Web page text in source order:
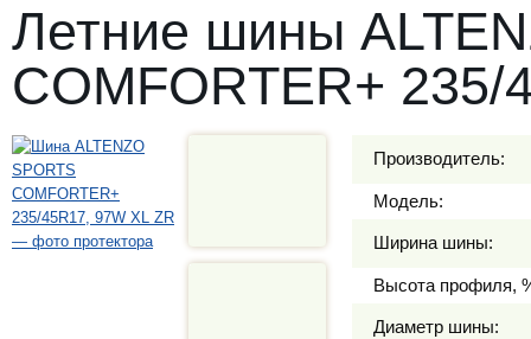
Летние шины
COMFORTER+ 235/
Производитель:
Модель:
Ширина шины:
Высота профиля,
Диаметр шины: